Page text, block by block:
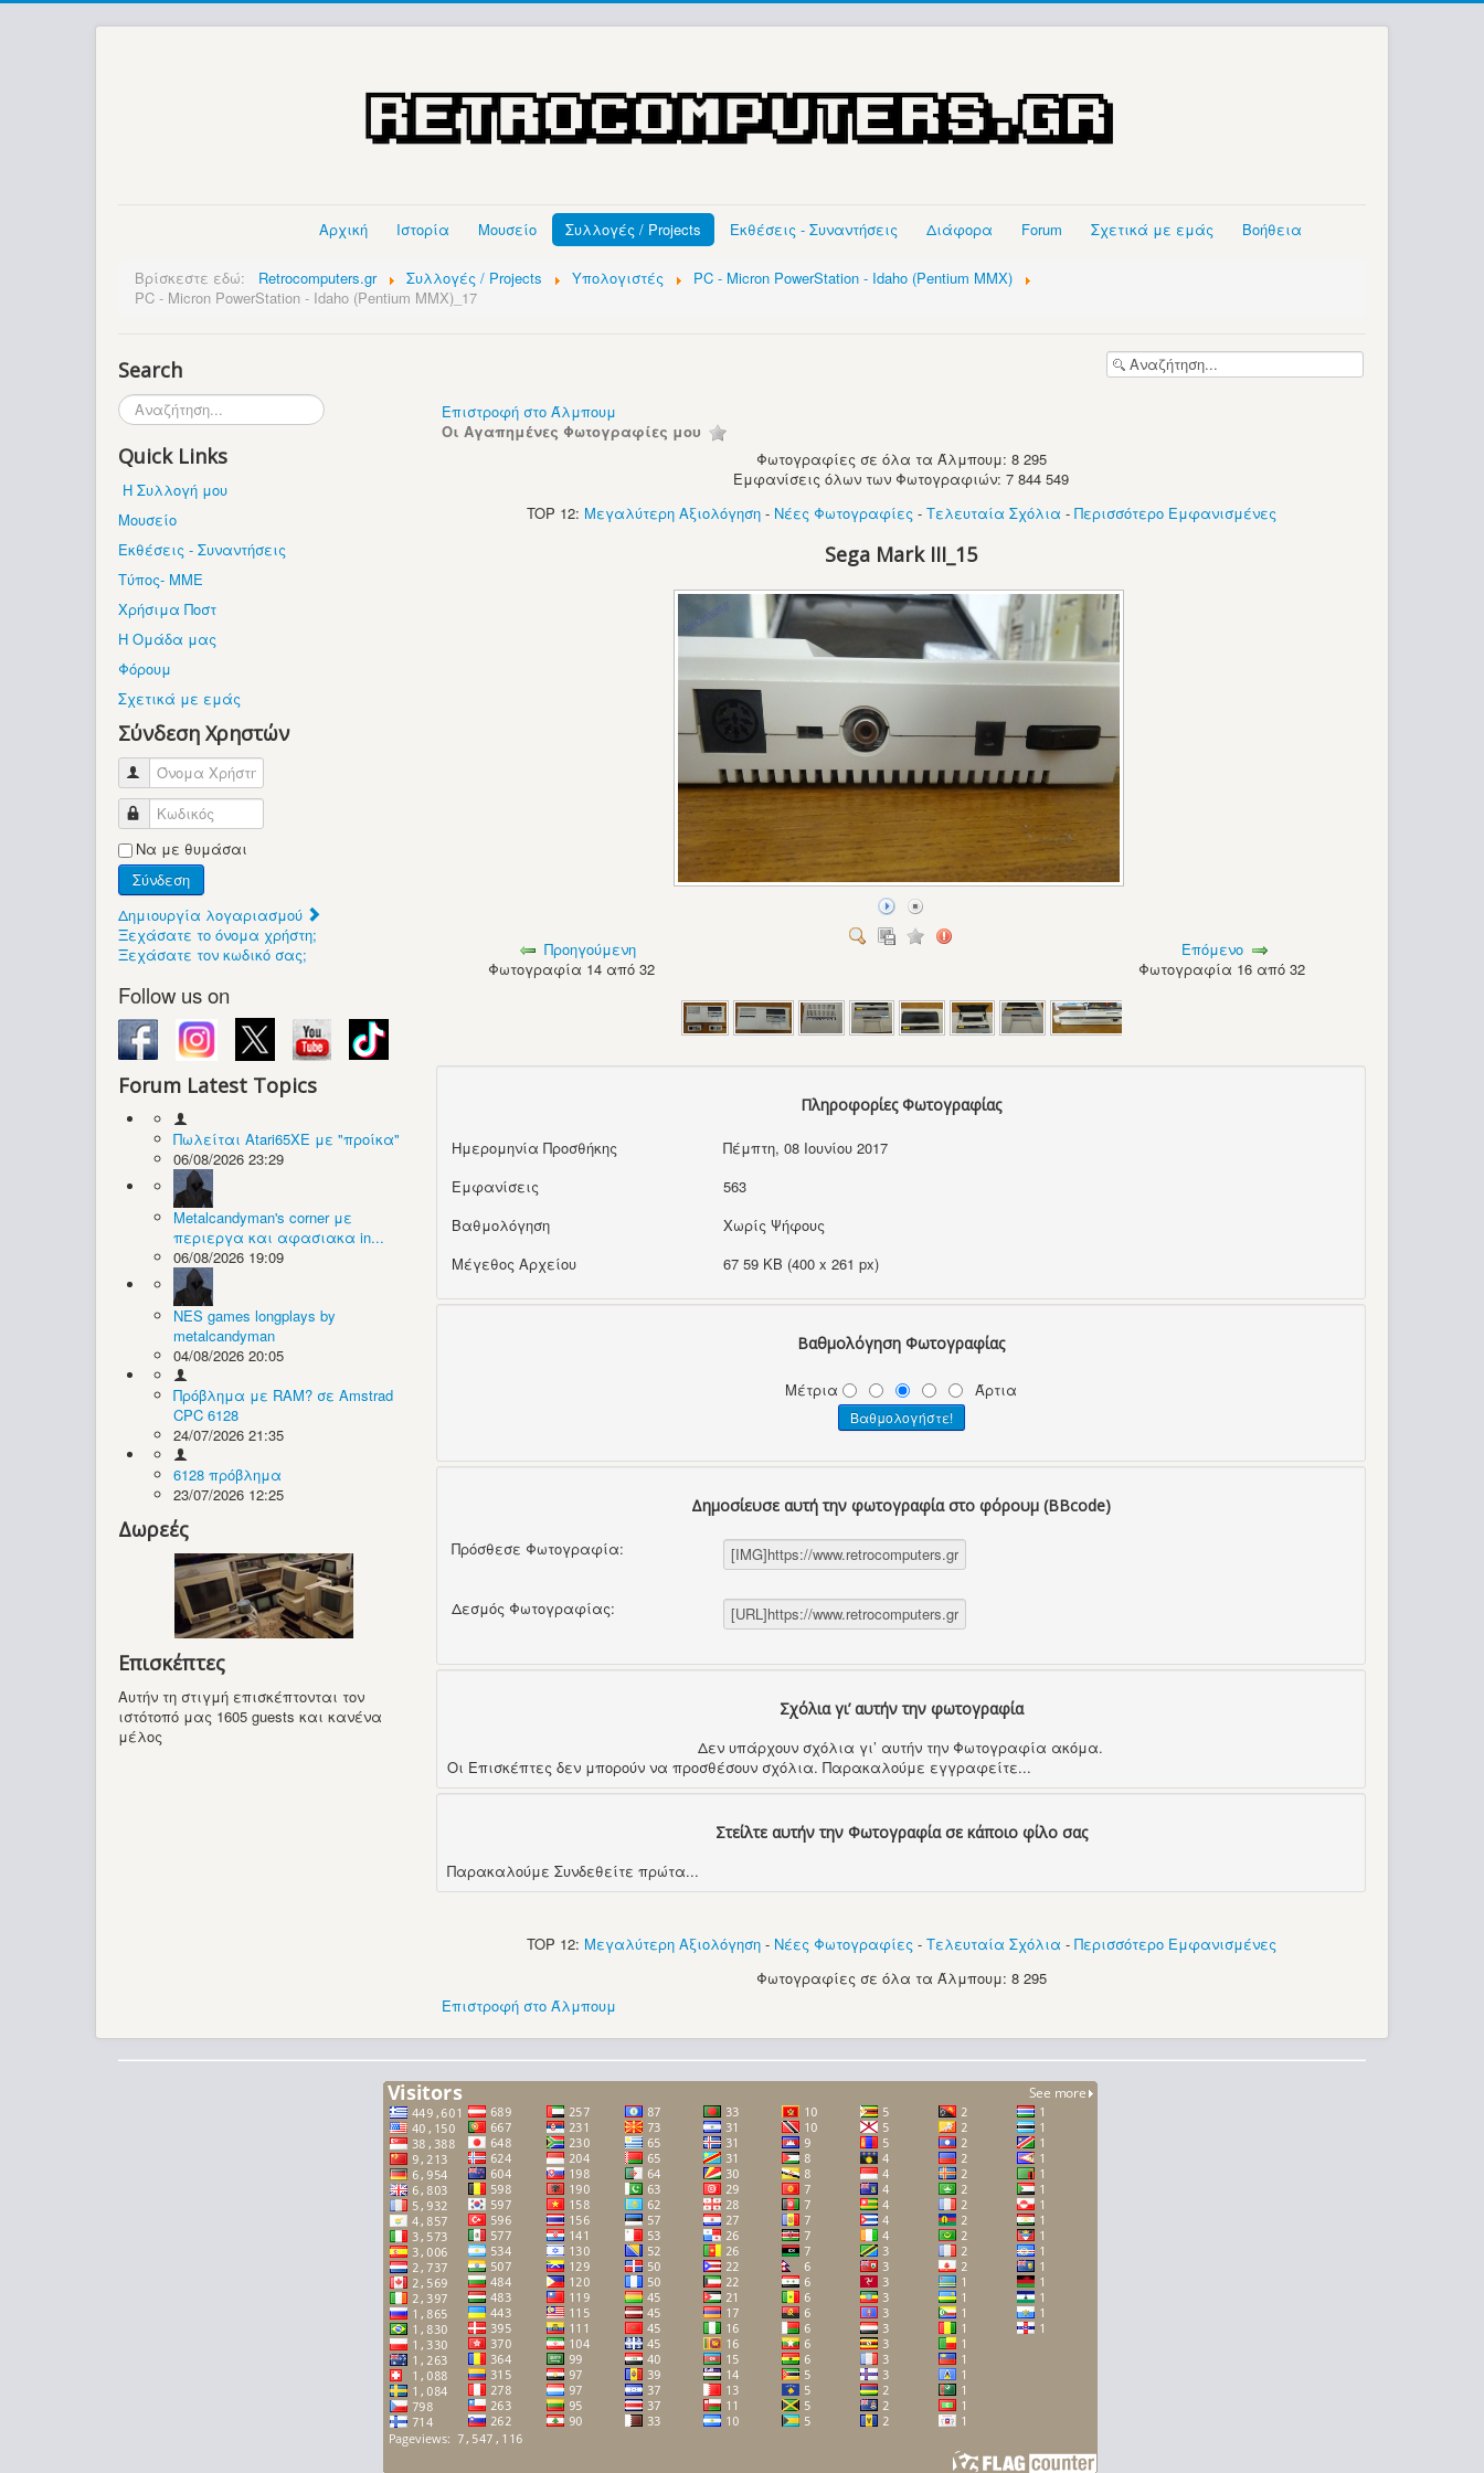
Αρχική Ιστορία Μουσείο Συλλογές / Projects Εκθέσεις - Συναντήσεις Διάφορα Forum Σχετικά με εμάς Βοήθεια
Βρίσκεστε εδώ: Retrocomputers.gr Συλλογές / Projects Υπολογιστές
PC - Micron PowerStation - Idaho (Pentium MMX)
PC - Micron PowerStation - Idaho (Pentium MMX)_17
Search
Αναζήτηση...
Quick Links
Η Συλλογή μου
Μουσείο
Εκθέσεις - Συναντήσεις
Τύπος- ΜΜΕ
Χρήσιμα Ποστ
Η Ομάδα μας
Φόρουμ
Σχετικά με εμάς
Σύνδεση Χρηστών
Όνομα Χρήστη
Κωδικός
Να με θυμάσαι
Σύνδεση
Δημιουργία λογαριασμού
Ξεχάσατε το όνομα χρήστη;
Ξεχάσατε τον κωδικό σας;
Follow us on
Forum Latest Topics
Πωλείται Atari65XE με "προίκα"
06/08/2026 23:29
Metalcandyman's corner με
περιεργα και αφασιακα in...
06/08/2026 19:09
NES games longplays by
metalcandyman
04/08/2026 20:05
Πρόβλημα με RAM? σε Amstrad
CPC 6128
24/07/2026 21:35
6128 πρόβλημα
23/07/2026 12:25
Δωρεές
Επισκέπτες
Αυτήν τη στιγμή επισκέπτονται τον
ιστότοπό μας 1605 guests και κανένα
μέλος
Επιστροφή στο Άλμπουμ
Οι Αγαπημένες Φωτογραφίες μου
Φωτογραφίες σε όλα τα Άλμπουμ: 8 295
Εμφανίσεις όλων των Φωτογραφιών: 7 844 549
TOP 12: Μεγαλύτερη Αξιολόγηση- Νέες Φωτογραφίες - Τελευταία Σχόλια - Περισσότερο Εμφανισμένες
Sega Mark III_15
Προηγούμενη
Φωτογραφία 14 από 32
Επόμενο
Φωτογραφία 16 από 32
Πληροφορίες Φωτογραφίας
Ημερομηνία Προσθήκης
Πέμπτη, 08 Ιουνίου 2017
Εμφανίσεις
563
Βαθμολόγηση
Χωρίς Ψήφους
Μέγεθος Αρχείου
67 59 KB (400 x 261 px)
Βαθμολόγηση Φωτογραφίας
Μέτρια Άρτια
Δημοσίευσε αυτή την φωτογραφία στο φόρουμ (BBcode)
Πρόσθεσε Φωτογραφία:
Δεσμός Φωτογραφίας:
Σχόλια γι’ αυτήν την φωτογραφία
Δεν υπάρχουν σχόλια γι’ αυτήν την Φωτογραφία ακόμα.
Οι Επισκέπτες δεν μπορούν να προσθέσουν σχόλια. Παρακαλούμε εγγραφείτε...
Στείλτε αυτήν την Φωτογραφία σε κάποιο φίλο σας
Παρακαλούμε Συνδεθείτε πρώτα...
TOP 12: Μεγαλύτερη Αξιολόγηση- Νέες Φωτογραφίες - Τελευταία Σχόλια - Περισσότερο Εμφανισμένες
Φωτογραφίες σε όλα τα Άλμπουμ: 8 295
Επιστροφή στο Άλμπουμ